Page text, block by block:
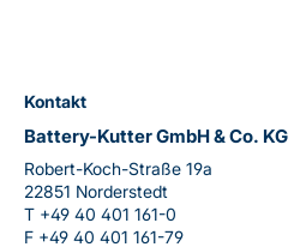
Kontakt
Battery-Kutter GmbH & Co. KG
Robert-Koch-Straße 19a
22851 Norderstedt
T +49 40 401 161-0
F +49 40 401 161-79